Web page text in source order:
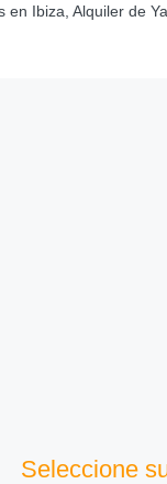
en Ibiza, Alquiler de
Seleccione